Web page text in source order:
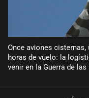
Once aviones
horas de vuelo: la
venir en la Guerra de